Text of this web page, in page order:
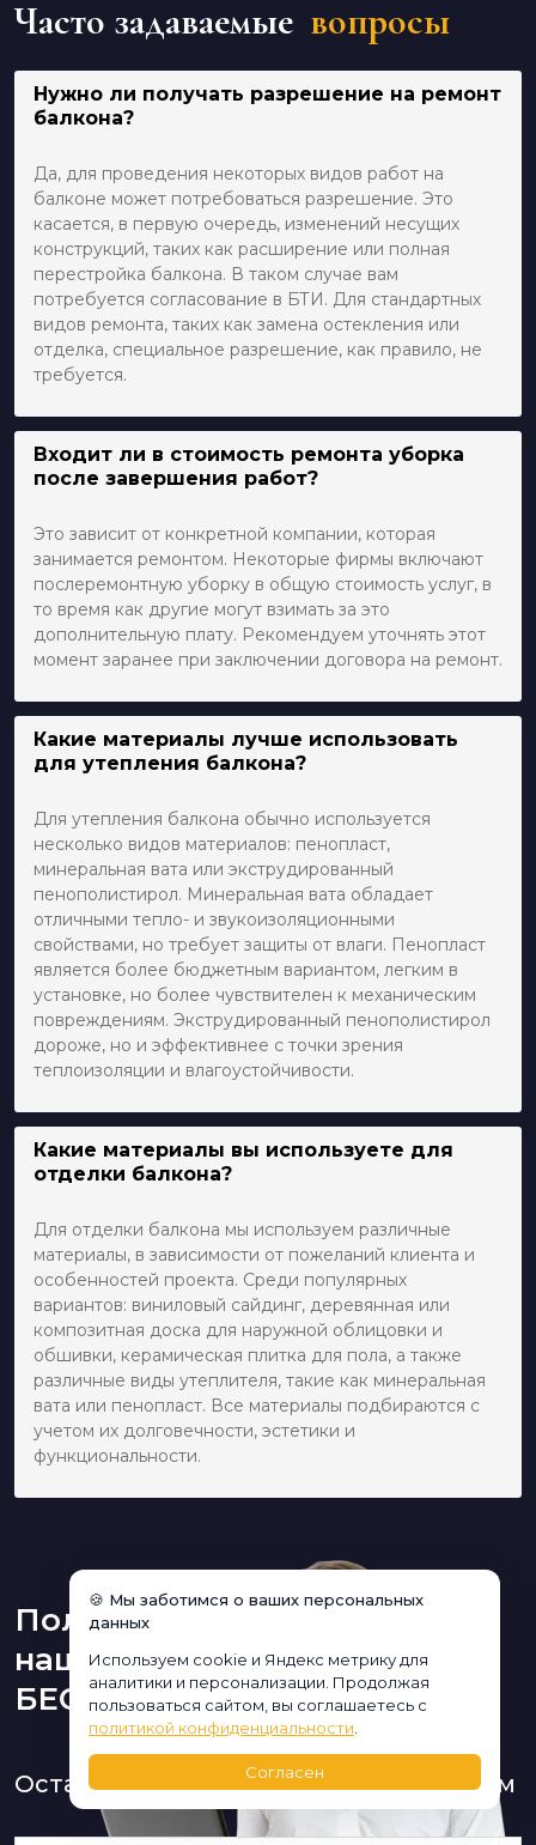
Часто задаваемые вопросы
Нужно ли получать разрешение на ремонт
балкона?
Да, для проведения некоторых видов работ на
балконе может потребоваться разрешение. Это
касается, в первую очередь, изменений несущих
конструкций, таких как расширение или полная
перестройка балкона. В таком случае вам
потребуется согласование в БТИ. Для стандартных
видов ремонта, таких как замена остекления или
отделка, специальное разрешение, как правило, не
требуется.
Входит ли в стоимость ремонта уборка
после завершения работ?
Это зависит от конкретной компании, которая
занимается ремонтом. Некоторые фирмы включают
послеремонтную уборку в общую стоимость услуг, в
то время как другие могут взимать за это
дополнительную плату. Рекомендуем уточнять этот
момент заранее при заключении договора на ремонт.
Какие материалы лучше использовать
для утепления балкона?
Для утепления балкона обычно используется
несколько видов материалов: пенопласт,
минеральная вата или экструдированный
пенополистирол. Минеральная вата обладает
отличными тепло- и звукоизоляционными
свойствами, но требует защиты от влаги. Пенопласт
является более бюджетным вариантом, легким в
установке, но более чувствителен к механическим
повреждениям. Экструдированный пенополистирол
дороже, но и эффективнее с точки зрения
теплоизоляции и влагоустойчивости.
Какие материалы вы используете для
отделки балкона?
Для отделки балкона мы используем различные
материалы, в зависимости от пожеланий клиента и
особенностей проекта. Среди популярных
вариантов: виниловый сайдинг, деревянная или
композитная доска для наружной облицовки и
обшивки, керамическая плитка для пола, а также
различные виды утеплителя, такие как минеральная
вата или пенопласт. Все материалы подбираются с
учетом их долговечности, эстетики и
функциональности.
Получите консультацию
нашего дизайнера
БЕСПЛАТНО:
Оставьте заявку и мы Вам перезвоним
🍪 Мы заботимся о ваших персональных
данных
Используем cookie и Яндекс метрику для
аналитики и персонализации. Продолжая
пользоваться сайтом, вы соглашаетесь с
политикой конфиденциальности
Согласен